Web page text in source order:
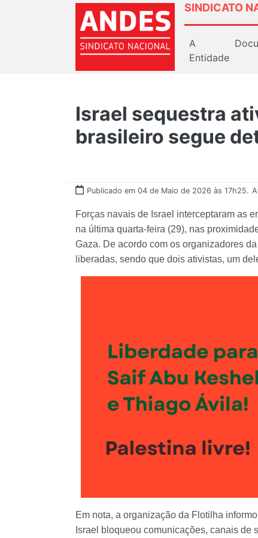
SINDICATO
A
Entidade
Israel sequestra
brasileiro segue
Publicado em 04 de Maio de 2026 às 17h25.
Forças navais de Israel interceptaram as
na última quarta-feira (29), nas
Gaza. De acordo com os organizadores
liberadas, sendo que dois ativistas, um
Em nota, a organização da Flotilha
Israel bloqueou comunicações, canais de